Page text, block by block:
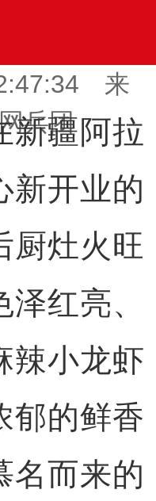
来
兵团
疆阿拉
新开业的
厨灶火旺
红亮、
辣小龙虾
郁的鲜香
名而来的